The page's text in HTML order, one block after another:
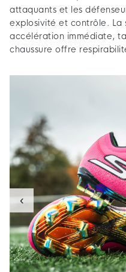
attaquants et les
explosivité et contrôle. La
accélération immédiate,
chaussure offre
‹